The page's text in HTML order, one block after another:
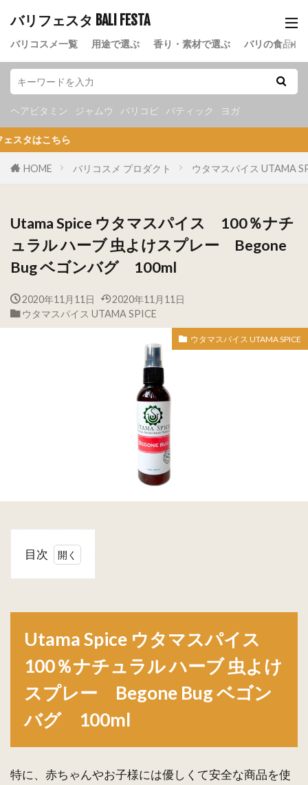
バリフェスタ BALI FESTA
バリコスメ一覧 用途で選ぶ 香り・素材で選ぶ バリの食品
ヘアビタミン ジャムウ バリコピ バティック ヨガ
ら
HOME バリコスメ プロダクト ウタマスパイス UTAMA
Utama Spice ウタマスパイス 100％ナチ
ュラル ハーブ 虫よけスプレー Begone
Bug ベゴンバグ 100ml
2020年11月11日
2020年11月11日
ウタマスパイス UTAMA SPICE
ウタマスパイス UTAMA SPICE
目次
スパイ
ス
100％
ラル ハ
よけス
ー
Bug ベ
Utama Spice ウタマスパイス
100％ナチュラル ハーブ 虫よけ
スプレー Begone Bug ベゴン
バグ 100ml
特に、赤ちゃんやお子様には優しくて安全な商品を使